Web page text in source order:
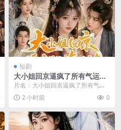
短剧
大小姐回京逼疯了所有气运主
角第二季（81集）AI短剧 (20
26)
片名：大小姐回京逼疯了所有气运
主角第二季（81集）AI短剧 (2026)
分类：...
2 小时前 0